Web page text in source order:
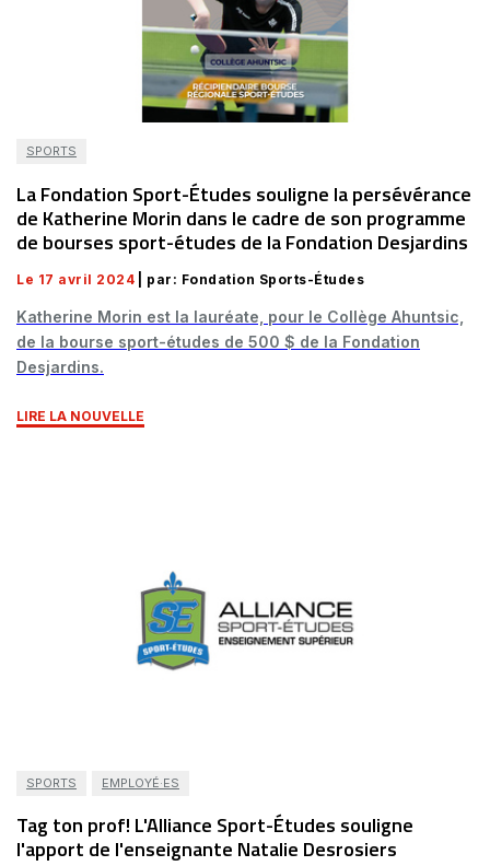
SPORTS
La Fondation Sport-Études souligne la persévérance
de Katherine Morin dans le cadre de son programme
de bourses sport-études de la Fondation Desjardins
Le 17 avril 2024 | par: Fondation Sports-Études
Katherine Morin est la lauréate, pour le Collège Ahuntsic,
de la bourse sport-études de 500 $ de la Fondation
Desjardins.
LIRE LA NOUVELLE
SPORTS EMPLOYÉ·ES
Tag ton prof! L'Alliance Sport-Études souligne
l'apport de l'enseignante Natalie Desrosiers